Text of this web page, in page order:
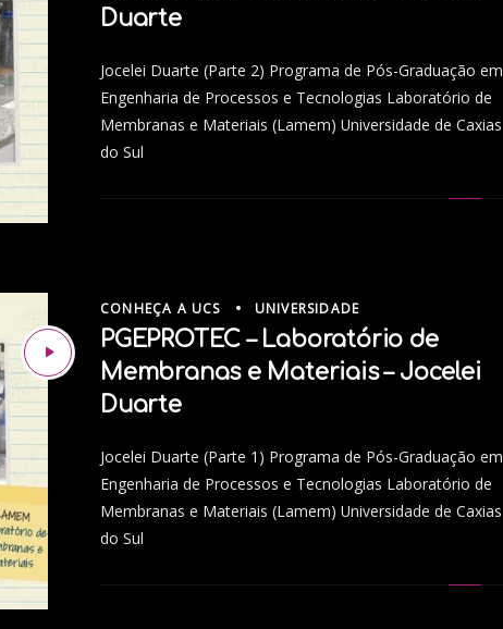
Duarte
Jocelei Duarte (Parte 2) Programa de Pós-Graduação em
Engenharia de Processos e Tecnologias Laboratório de
Membranas e Materiais (Lamem) Universidade de Caxias
do Sul
CONHEÇA A UCS UNIVERSIDADE
PGEPROTEC – Laboratório de
Membranas e Materiais – Jocelei
Duarte
Jocelei Duarte (Parte 1) Programa de Pós-Graduação em
Engenharia de Processos e Tecnologias Laboratório de
Membranas e Materiais (Lamem) Universidade de Caxias
do Sul